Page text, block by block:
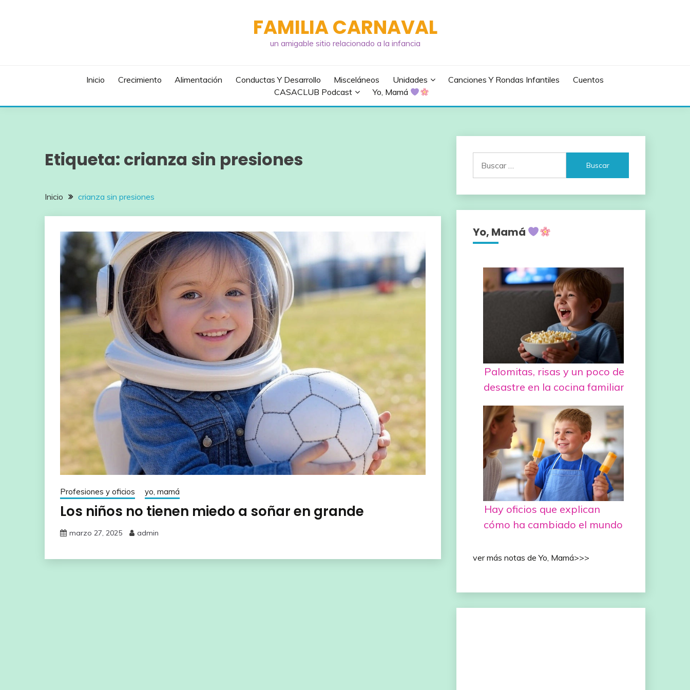
FAMILIA CARNAVAL
un amigable sitio relacionado a la infancia
Inicio Crecimiento Alimentación Conductas Y Desarrollo Misceláneos Unidades Canciones Y Rondas Infantiles
Cuentos
CASACLUB Podcast
Yo, Mamá
Etiqueta: crianza sin presiones
Inicio crianza sin presiones
Profesiones y oficios yo, mamá
Los niños no tienen miedo a soñar en grande
marzo 27, 2025 admin
Yo, Mamá
Palomitas, risas y un poco de
desastre en la cocina familiar
Hay oficios que explican
cómo ha cambiado el mundo
ver más notas de Yo, Mamá>>>